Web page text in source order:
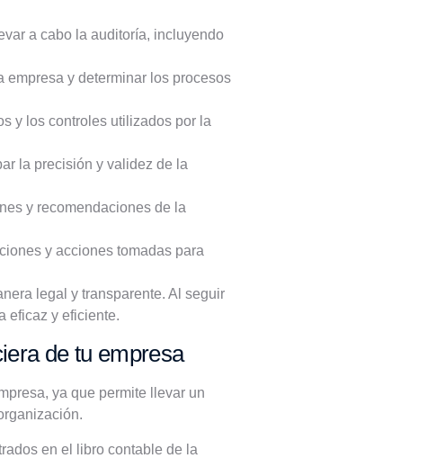
a cabo la auditoría, incluyendo
y determinar los procesos
y los controles utilizados por la
la precisión y validez de la
y recomendaciones de la
y acciones tomadas para
legal y transparente. Al seguir
eficaz y eficiente.
de tu empresa
ya que permite llevar un
en el libro contable de la